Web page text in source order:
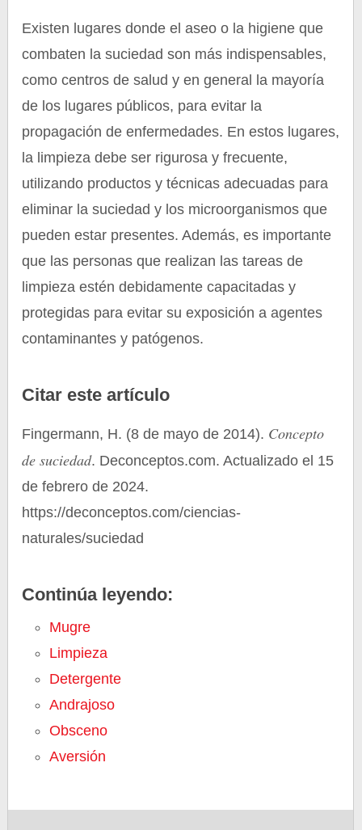
Existen lugares donde el aseo o la higiene que
combaten la suciedad son más indispensables,
como centros de salud y en general la mayoría
de los lugares públicos, para evitar la
propagación de enfermedades. En estos lugares,
la limpieza debe ser rigurosa y frecuente,
utilizando productos y técnicas adecuadas para
eliminar la suciedad y los microorganismos que
pueden estar presentes. Además, es importante
que las personas que realizan las tareas de
limpieza estén debidamente capacitadas y
protegidas para evitar su exposición a agentes
contaminantes y patógenos.
Citar este artículo
Fingermann, H. (8 de mayo de 2014). Concepto
de suciedad. Deconceptos.com. Actualizado el 15
de febrero de 2024.
https://deconceptos.com/ciencias-
naturales/suciedad
Continúa leyendo:
Mugre
Limpieza
Detergente
Andrajoso
Obsceno
Aversión